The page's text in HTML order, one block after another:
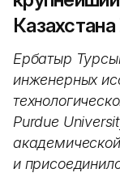
Ербатыр
инженерных
Purdue
и